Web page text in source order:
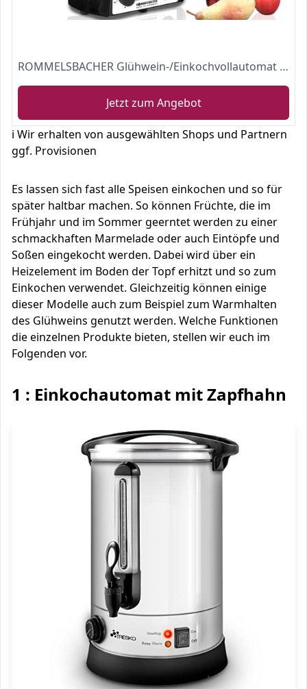
ROMMELSBACHER Glühwein-/Einkochvollautomat KA 2004/E - 27
Jetzt zum Angebot
ℹ️ Wir erhalten von ausgewählten Shops und Partnern
ggf. Provisionen
Es lassen sich fast alle Speisen einkochen und so für
später haltbar machen. So können Früchte, die im
Frühjahr und im Sommer geerntet werden zu einer
schmackhaften Marmelade oder auch Eintöpfe und
Soßen eingekocht werden. Dabei wird über ein
Heizelement im Boden der Topf erhitzt und so zum
Einkochen verwendet. Gleichzeitig können einige
dieser Modelle auch zum Beispiel zum Warmhalten
des Glühweins genutzt werden. Welche Funktionen
die einzelnen Produkte bieten, stellen wir euch im
Folgenden vor.
1 : Einkochautomat mit Zapfhahn